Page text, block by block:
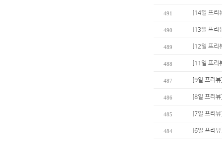
491 [14일 프리
490 [13일 프리
489 [12일 프리
488 [11일 프리
487 [9일 프리
486 [8일 프리
485 [7일 프리
484 [6일 프리